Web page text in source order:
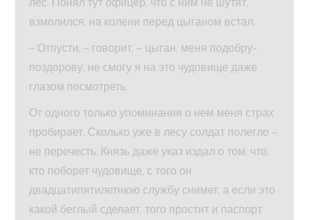
взмолился, на колени перед цыганом встал.
– Отпусти, – говорит, – цыган, меня подобру-
поздорову, не смогу я на это чудовище даже
глазом посмотреть.
От одного только упоминания о нем меня страх
пробирает. Сколько уже в лесу солдат полегло –
не перечесть. Князь даже указ издал о том, что,
кто поборет чудовище, с того он
двадцатипятилетнюю службу снимет, а если это
какой беглый сделает, того простит и паспорт